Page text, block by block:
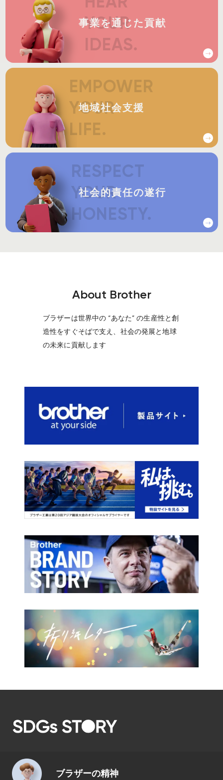
事業を通じた貢献
YOUR
IDEAS.
YOUR
IDEAS.
地域社会支援
EMPOWER
YOUR
LIFE.
EMPOWER
YOUR
LIFE.
社会的責任の遂行
RESPECT
YOUR
HONESTY.
RESPECT
YOUR
HONESTY.
About Brother
ブラザーは世界中の “あなた” の生産性と創
造性をすぐそばで支え、​​​​​​​社会の発展と地球
の未来に貢献します
ブラザーの精神